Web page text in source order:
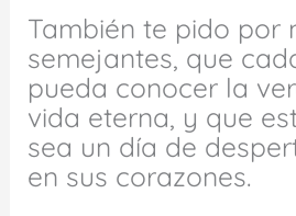
También te pido por
semejantes, que
pueda conocer la
vida eterna, y que
sea un día de
en sus corazones.